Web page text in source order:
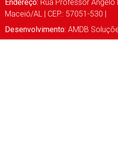
Endereço: Rua Professor
Maceió/AL | CEP.: 57051-530 |
Desenvolvimento: AMDB